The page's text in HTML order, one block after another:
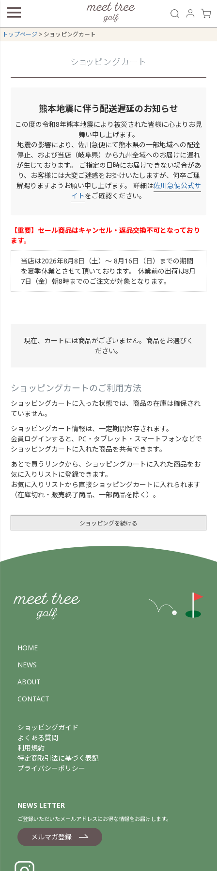
トップページ ショッピングカート
ショッピングカート
熊本地震に伴う配送遅延のお知らせ
この度の令和8年熊本地震により被災された皆様に心よりお見
舞い申し上げます。
地震の影響により、佐川急便にて熊本県の一部地域への配達
停止、および当店（岐阜県）から九州全域へのお届けに遅れ
が生じております。 ご指定の日時にお届けできない場合があ
り、お客様には大変ご迷惑をお掛けいたしますが、何卒ご理
解賜りますようお願い申し上げます。 詳細は佐川急便公式サ
イトをご確認ください。
【重要】セール商品はキャンセル・返品交換不可となっており
ます。
当店は2026年8月8日（土）～ 8月16日（日）までの期間
を夏季休業とさせて頂いております。 休業前の出荷は8月
7日（金）朝8時までのご注文が対象となります。
現在、カートには商品がございません。商品をお選びく
ださい。
ショッピングカートのご利用方法
ショッピングカートに入った状態では、商品の在庫は確保され
ていません。
ショッピングカート情報は、一定期間保存されます。
会員ログインすると、PC・タブレット・スマートフォンなどで
ショッピングカートに入れた商品を共有できます。
あとで買うリンクから、ショッピングカートに入れた商品をお
気に入りリストに登録できます。
お気に入りリストから直接ショッピングカートに入れられます
（在庫切れ・販売終了商品、一部商品を除く）。
ショッピングを続ける
HOME
NEWS
ABOUT
CONTACT
ショッピングガイド
よくある質問
利用規約
特定商取引法に基づく表記
プライバシーポリシー
NEWS LETTER
ご登録いただいたメールアドレスにお得な情報をお届けします。
メルマガ登録